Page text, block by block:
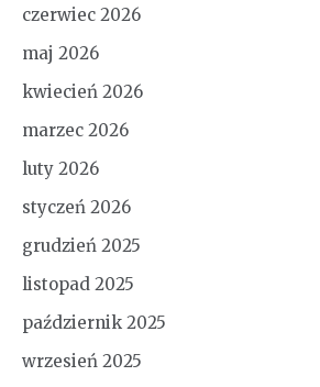
czerwiec 2026
maj 2026
kwiecień 2026
marzec 2026
luty 2026
styczeń 2026
grudzień 2025
listopad 2025
październik 2025
wrzesień 2025